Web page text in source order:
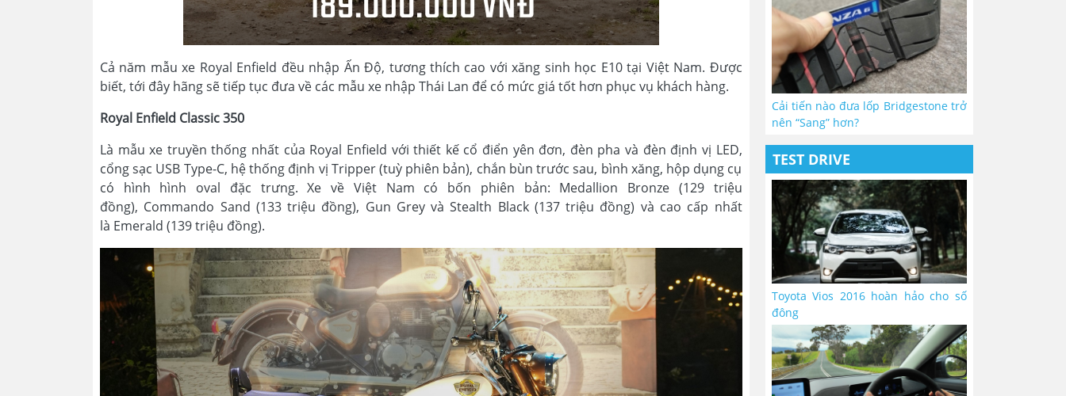
Cả năm mẫu xe Royal Enfield đều nhập Ấn Độ, tương thích cao với xăng sinh học E10 tại Việt Nam. Được
biết, tới đây hãng sẽ tiếp tục đưa về các mẫu xe nhập Thái Lan để có mức giá tốt hơn phục vụ khách hàng.
Royal Enfield Classic 350
Là mẫu xe truyền thống nhất của Royal Enfield với thiết kế cổ điển yên đơn, đèn pha và đèn định vị LED,
cổng sạc USB Type-C, hệ thống định vị Tripper (tuỳ phiên bản), chắn bùn trước sau, bình xăng, hộp dụng cụ
có hình hình oval đặc trưng. Xe về Việt Nam có bốn phiên bản: Medallion Bronze (129 triệu
đồng), Commando Sand (133 triệu đồng), Gun Grey và Stealth Black (137 triệu đồng) và cao cấp nhất
là Emerald (139 triệu đồng).
Cải tiến nào đưa lốp Bridgestone trở
nên “Sang” hơn?
TEST DRIVE
Toyota Vios 2016 hoàn hảo cho số
đông